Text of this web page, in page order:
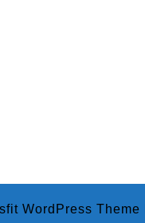
WordPress Theme